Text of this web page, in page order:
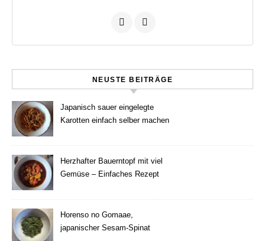
NEUSTE BEITRÄGE
Japanisch sauer eingelegte
Karotten einfach selber machen
Herzhafter Bauerntopf mit viel
Gemüse – Einfaches Rezept
Horenso no Gomaae,
japanischer Sesam-Spinat